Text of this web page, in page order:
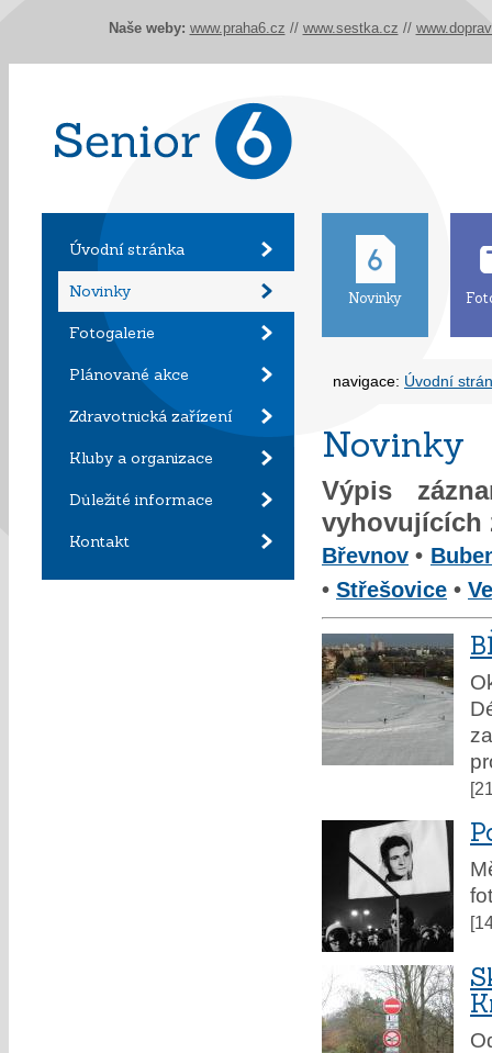
Úvodní stránka
Novinky
Fotogalerie
Plánované akce
Zdravotnická zařízení
Kluby a organizace
Důležité informace
Kontakt
Novinky
navigace: Úvodní
Novinky
Výpis
vyhovujících
Břevnov •
• Střešovice •
Naše weby: www.praha6.cz // www.sestka.cz //